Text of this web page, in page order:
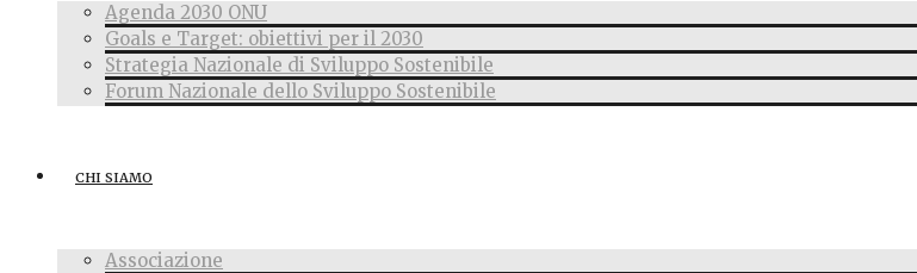
Agenda 2030 ONU
Goals e Target: obiettivi per il 2030
Strategia Nazionale di Sviluppo Sostenibile
Forum Nazionale dello Sviluppo Sostenibile
CHI SIAMO
Associazione